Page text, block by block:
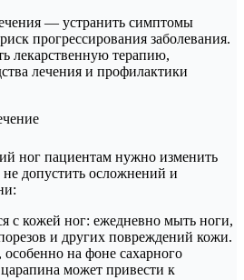
— устранить симптомы
прогрессирования заболевания.
лекарственную терапию,
лечения и профилактики
ног пациентам нужно изменить
допустить осложнений и
с кожей ног: ежедневно мыть ноги,
и других повреждений кожи.
особенно на фоне сахарного
может привести к